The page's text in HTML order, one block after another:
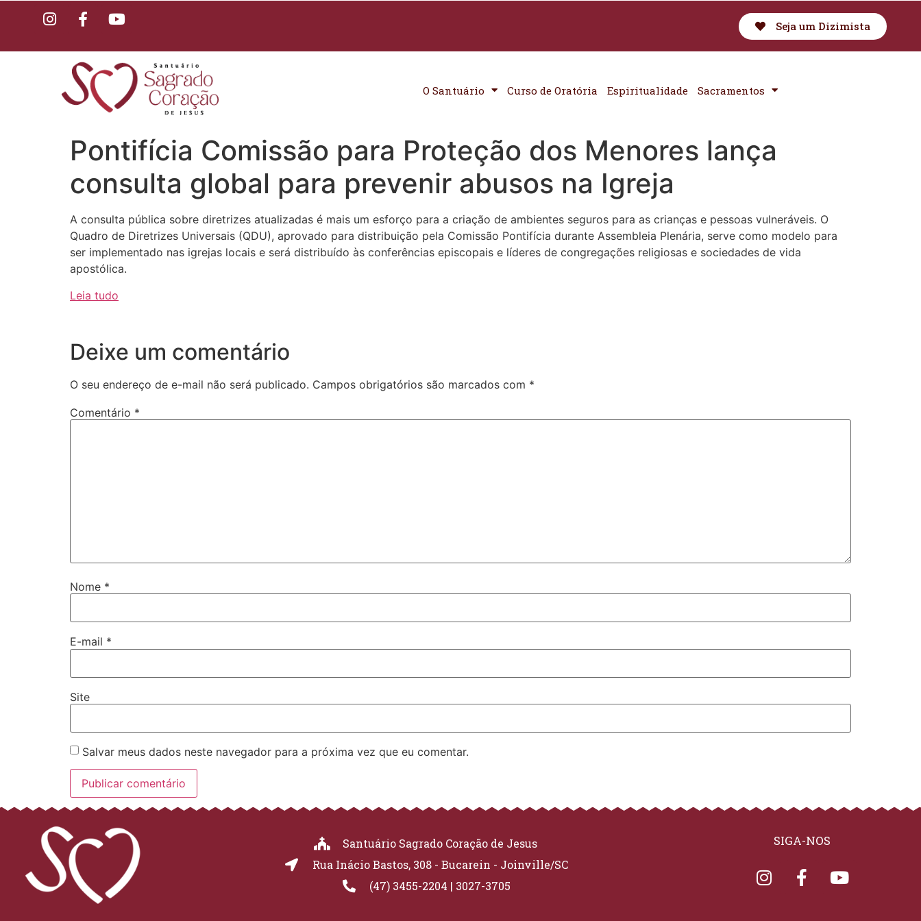
Seja um Dizimista
O Santuário Curso de Oratória Espiritualidade Sacramentos
Pontifícia Comissão para Proteção dos Menores lança
consulta global para prevenir abusos na Igreja
A consulta pública sobre diretrizes atualizadas é mais um esforço para a criação de ambientes seguros para as crianças e pessoas vulneráveis. O
Quadro de Diretrizes Universais (QDU), aprovado para distribuição pela Comissão Pontifícia durante Assembleia Plenária, serve como modelo para
ser implementado nas igrejas locais e será distribuído às conferências episcopais e líderes de congregações religiosas e sociedades de vida
apostólica.
Leia tudo
Deixe um comentário
O seu endereço de e-mail não será publicado. Campos obrigatórios são marcados com *
Comentário *
Nome *
E-mail *
Site
Salvar meus dados neste navegador para a próxima vez que eu comentar.
Santuário Sagrado Coração de Jesus
Rua Inácio Bastos, 308 - Bucarein - Joinville/SC
(47) 3455-2204 | 3027-3705
SIGA-NOS